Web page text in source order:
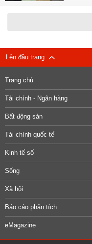
Lên đầu trang
Trang chủ
Tài chính - Ngân hàng
Bất động sản
Tài chính quốc tế
Kinh tế số
Sống
Xã hội
Báo cáo phân tích
eMagazine